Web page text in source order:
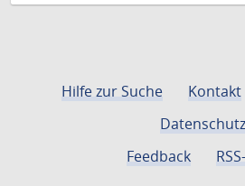
Hilfe zur Suche Kontakt
Datenschutz
Feedback